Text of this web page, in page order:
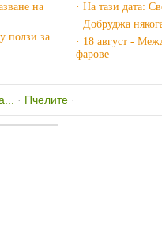
на
ползи за
· На тази дата:
· Добруджа
· 18 август -
фарове
· Пчелите ·